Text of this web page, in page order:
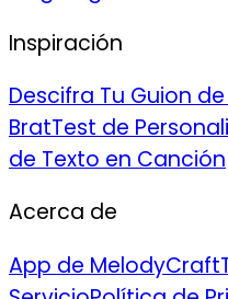
Inspiración
Descifra Tu Guion
BratTest de
de Texto en Canción
Acerca de
App de MelodyCraft